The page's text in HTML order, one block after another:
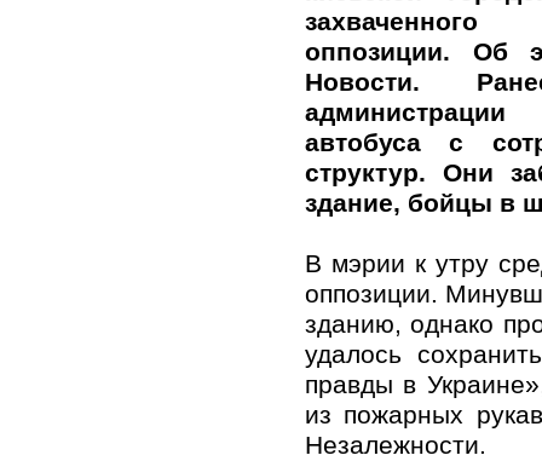
оппозиции. Об
Новости.
автобуса с
структур. Они
здание, бойцы в
В мэрии к утру
оппозиции.
зданию, однако
удалось
правды в
из пожарных
Незалежности.